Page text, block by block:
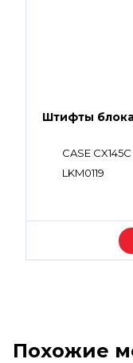
Штифты
CASE CX145C
LKM0119
Похожие